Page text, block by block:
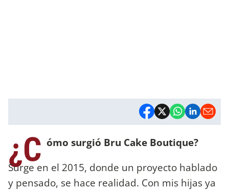
¿C ómo surgió Bru Cake Boutique?
Surge en el 2015, donde un proyecto hablado
y pensado, se hace realidad. Con mis hijas ya